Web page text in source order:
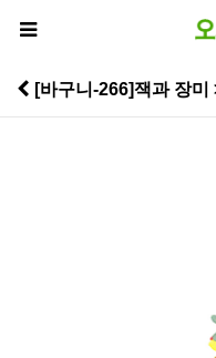
[바구니-266]잭과 장미